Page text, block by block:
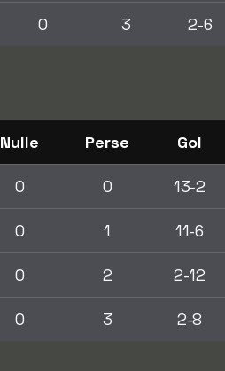
0 3 2-6
Nulle Perse Gol
0 0 13-2
0 1 11-6
0 2 2-12
0 3 2-8